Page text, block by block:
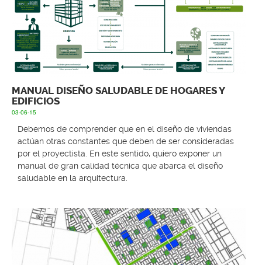
MANUAL DISEÑO SALUDABLE DE HOGARES Y
EDIFICIOS
03-06-15
Debemos de comprender que en el diseño de viviendas
actúan otras constantes que deben de ser consideradas
por el proyectista. En este sentido, quiero exponer un
manual de gran calidad técnica que abarca el diseño
saludable en la arquitectura.